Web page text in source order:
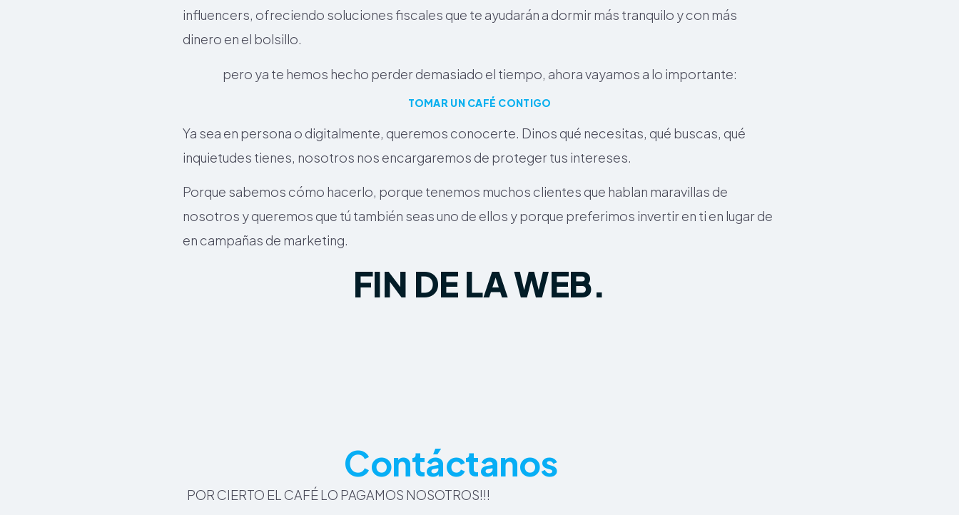
influencers, ofreciendo soluciones fiscales que te ayudarán a dormir más tranquilo y con más
dinero en el bolsillo.
pero ya te hemos hecho perder demasiado el tiempo, ahora vayamos a lo importante:
TOMAR UN CAFÉ CONTIGO
Ya sea en persona o digitalmente, queremos conocerte. Dinos qué necesitas, qué buscas, qué
inquietudes tienes, nosotros nos encargaremos de proteger tus intereses.
Porque sabemos cómo hacerlo, porque tenemos muchos clientes que hablan maravillas de
nosotros y queremos que tú también seas uno de ellos y porque preferimos invertir en ti en lugar de
en campañas de marketing.
FIN DE LA WEB.
Contáctanos
POR CIERTO EL CAFÉ LO PAGAMOS NOSOTROS!!!